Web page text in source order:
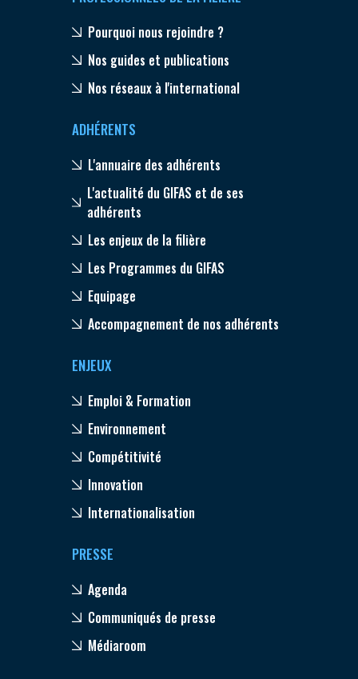
Pourquoi nous rejoindre ?
Nos guides et publications
Nos réseaux à l'international
ADHÉRENTS
L'annuaire des adhérents
L'actualité du GIFAS et de ses
adhérents
Les enjeux de la filière
Les Programmes du GIFAS
Equipage
Accompagnement de nos adhérents
ENJEUX
Emploi & Formation
Environnement
Compétitivité
Innovation
Internationalisation
PRESSE
Agenda
Communiqués de presse
Médiaroom